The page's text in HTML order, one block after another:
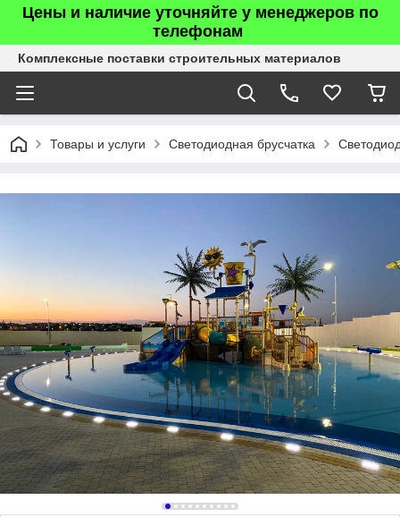
Цены и наличие уточняйте у менеджеров по
телефонам
Комплексные поставки строительных материалов
Товары и услуги Светодиодная брусчатка